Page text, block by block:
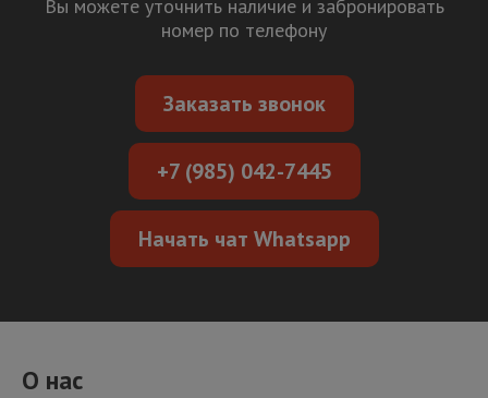
Вы можете уточнить наличие и забронировать
номер по телефону
Заказать звонок
+7 (985) 042-7445
Начать чат Whatsapp
О нас